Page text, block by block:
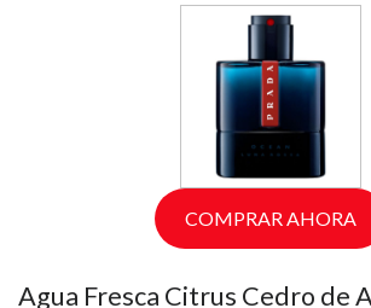
COMPRAR AHORA
Agua Fresca Citrus Cedro de